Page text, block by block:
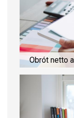
Obrót netto